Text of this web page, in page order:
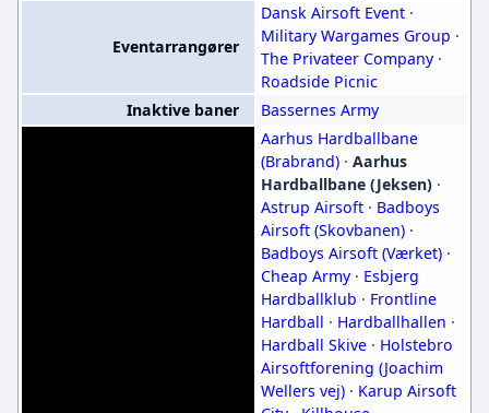
Eventarrangører
Dansk Airsoft Event·
Military Wargames Group ·
The Privateer Company·
Roadside Picnic
Inaktive baner
Bassernes Army
Aarhus Hardballbane
(Brabrand)· Aarhus
Hardballbane (Jeksen)·
Astrup Airsoft· Badboys
Airsoft (Skovbanen)·
Badboys Airsoft (Værket)·
Cheap Army· Esbjerg
Hardballklub · Frontline
Hardball · Hardballhallen ·
Hardball Skive· Holstebro
Airsoftforening (Joachim
Wellers vej)· Karup Airsoft